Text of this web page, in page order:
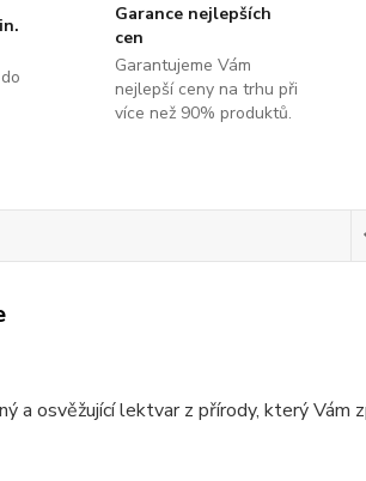
Garance nejlepších
cen
Garantujeme Vám
nejlepší ceny na trhu při
více než 90% produktů.
a osvěžující lektvar z přírody, který Vám